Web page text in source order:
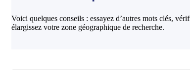
Voici quelques conseils : essayez d’autres mots clés,
élargissez votre zone géographique de recherche.